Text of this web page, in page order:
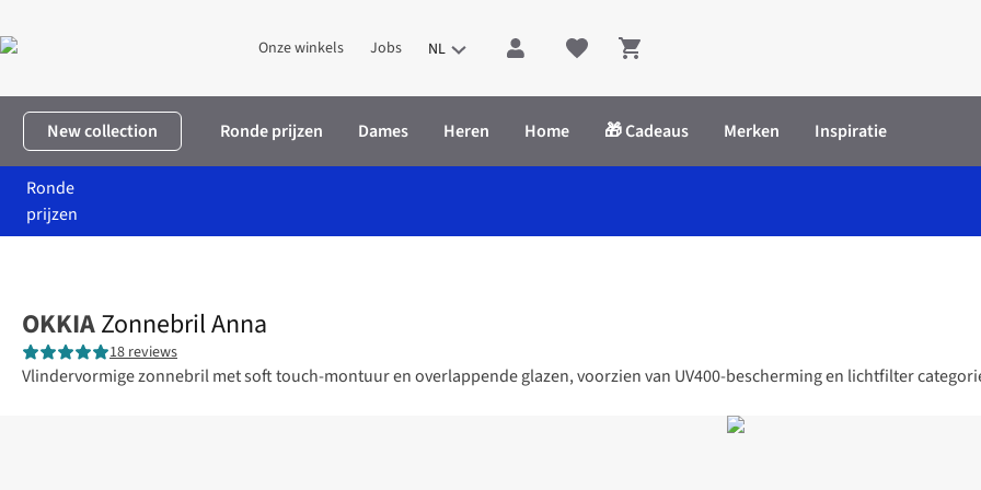
Onze winkels Jobs NL Shopping cart
New collection Ronde prijzen Dames Heren Home 🎁 Cadeaus Merken Inspiratie
Ronde
prijzen
OKKIAZonnebril Anna
18 reviews
Vlindervormige zonnebril met soft touch-montuur en overlappende glazen, voorzien van UV400-bescherming en lichtfilter